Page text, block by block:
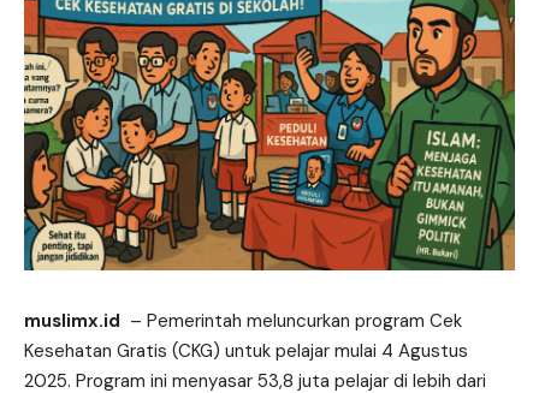
muslimx.id – Pemerintah meluncurkan program Cek
Kesehatan Gratis (CKG) untuk pelajar mulai 4 Agustus
2025. Program ini menyasar 53,8 juta pelajar di lebih dari